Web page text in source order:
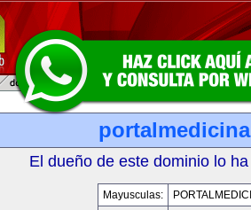
El dueño de este dominio lo
Mayusculas: